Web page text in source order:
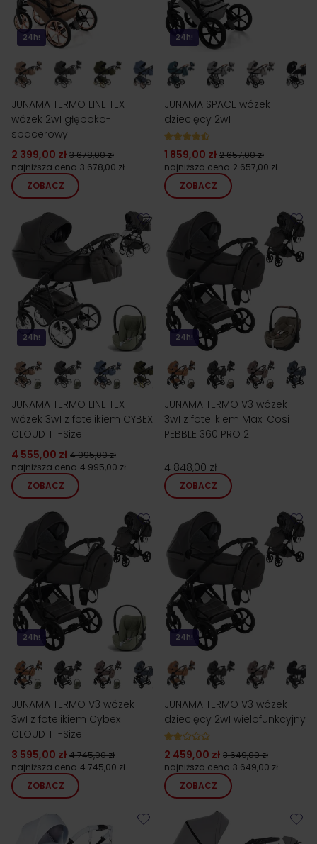
24h!
JUNAMA TERMO LINE TEX
wózek 2w1 głęboko-
spacerowy
2 399,00 zł 3 678,00 zł
najniższa cena 3 678,00 zł
ZOBACZ
24h!
JUNAMA SPACE wózek
dziecięcy 2w1
1 859,00 zł 2 657,00 zł
najniższa cena 2 657,00 zł
ZOBACZ
24h!
JUNAMA TERMO LINE TEX
wózek 3w1 z fotelikiem CYBEX
CLOUD T i-Size
4 555,00 zł 4 995,00 zł
najniższa cena 4 995,00 zł
ZOBACZ
24h!
JUNAMA TERMO V3 wózek
3w1 z fotelikiem Maxi Cosi
PEBBLE 360 PRO 2
4 848,00 zł
ZOBACZ
24h!
JUNAMA TERMO V3 wózek
3w1 z fotelikiem Cybex
CLOUD T i-Size
3 595,00 zł 4 745,00 zł
najniższa cena 4 745,00 zł
ZOBACZ
24h!
JUNAMA TERMO V3 wózek
dziecięcy 2w1 wielofunkcyjny
2 459,00 zł 3 649,00 zł
najniższa cena 3 649,00 zł
ZOBACZ